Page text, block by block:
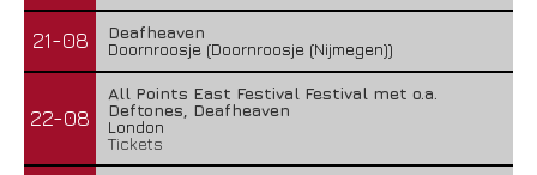
21-08
Deafheaven
Doornroosje (Doornroosje (Nijmegen))
22-08
All Points East Festival Festival met o.a.
Deftones, Deafheaven
London
Tickets